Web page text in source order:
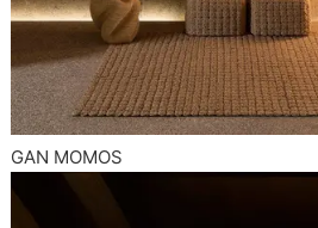
GAN MOMOS